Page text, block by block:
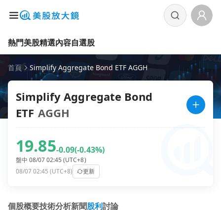
熱門美股精選內容自選股
首頁 Simplify Aggregate Bond ETF AGGH
Simplify Aggregate Bond
ETF AGGH
19.85-0.09(-0.43%)
盤中 08/07 02:45 (UTC+8)
08/07 02:45 (UTC+8)
更新
個股概要技術分析新聞股利討論